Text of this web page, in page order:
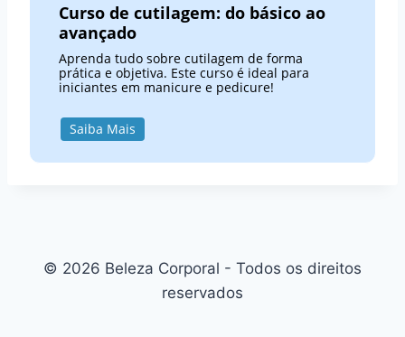
Curso de cutilagem: do básico ao
avançado
Aprenda tudo sobre cutilagem de forma
prática e objetiva. Este curso é ideal para
iniciantes em manicure e pedicure!
Saiba Mais
© 2026 Beleza Corporal - Todos os direitos
reservados